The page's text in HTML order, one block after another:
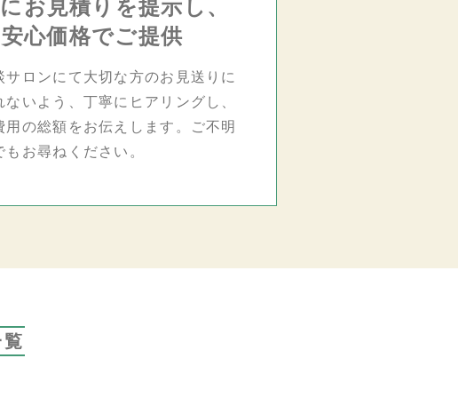
お見積りを提示し、
安心価格でご提供
サロンにて大切な方のお見送りに
ないよう、丁寧にヒアリングし、
用の総額をお伝えします。ご不明
もお尋ねください。